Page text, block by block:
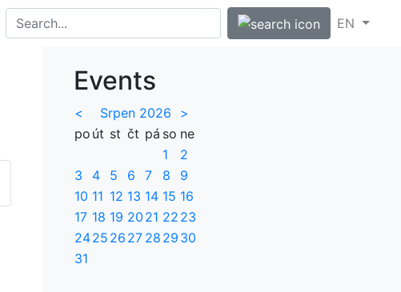
EN
Events
< Srpen 2026
>
po út st čt pá so ne
1
2
3
4 5 6 7 8
9
10 11 12 13 14 15 16
17 18 19 20 21 22 23
2425 26 27 28 29 30
31